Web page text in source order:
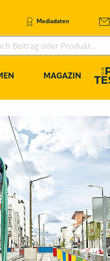
Mediadaten
MAGAZIN